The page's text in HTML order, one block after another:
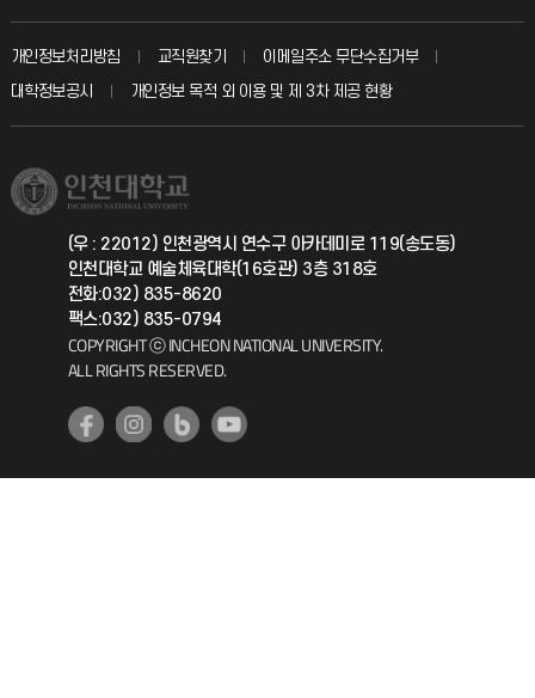
입학안내
취업정보(학생)
칭찬마당
학생서비스 지킴이
총동문회
교수회
교육혁신본부
국제지원과
공자아카데미
기초교육원
개인정보처리방침 교직원찾기
이메일주소 무단수집거부
대학정보공시
개인정보 목적 외 이용 및 제 3차 제공 현황
(우 : 22012) 인천광역시 연수구 아카데미로 119(송도동)
인천대학교 예술체육대학(16호관) 3층 318호
전화:032) 835-8620
팩스:032) 835-0794
COPYRIGHT ⓒ INCHEON NATIONAL UNIVERSITY.
ALL RIGHTS RESERVED.